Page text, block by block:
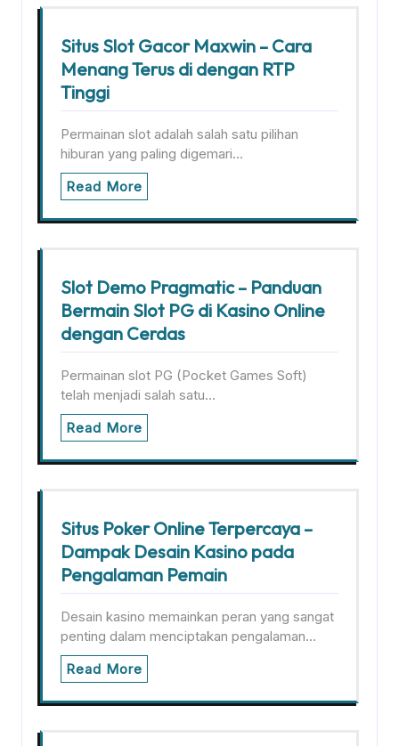
Situs Slot Gacor Maxwin – Cara
Menang Terus di dengan RTP
Tinggi
Permainan slot adalah salah satu pilihan
hiburan yang paling digemari…
Read More
Slot Demo Pragmatic – Panduan
Bermain Slot PG di Kasino Online
dengan Cerdas
Permainan slot PG (Pocket Games Soft)
telah menjadi salah satu…
Read More
Situs Poker Online Terpercaya –
Dampak Desain Kasino pada
Pengalaman Pemain
Desain kasino memainkan peran yang sangat
penting dalam menciptakan pengalaman…
Read More